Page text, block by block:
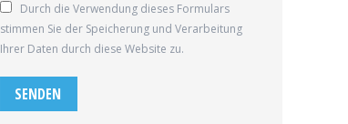
Durch die Verwendung dieses Formulars
stimmen Sie der Speicherung und Verarbeitung
Ihrer Daten durch diese Website zu.
SENDEN